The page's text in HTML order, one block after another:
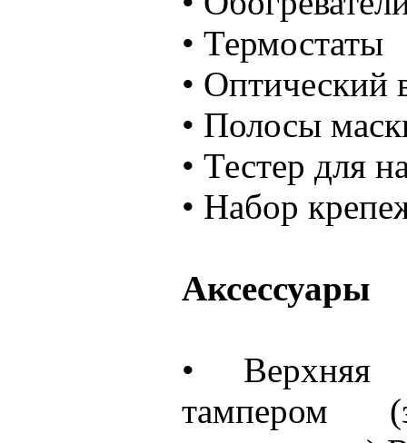
• Термостаты
• Оптический
• Полосы
• Тестер для
• Набор
Аксессуары
•
тампером